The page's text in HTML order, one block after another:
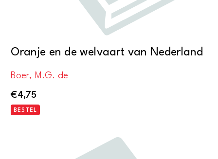
Oranje en de welvaart van Nederland
Boer, M.G. de
€4,75
BESTEL